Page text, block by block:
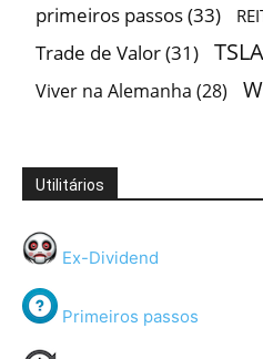
primeiros passos(33)
Trade de Valor(31) TSLA
Viver na Alemanha (28)
Utilitários
Ex-Dividend
Primeiros passos